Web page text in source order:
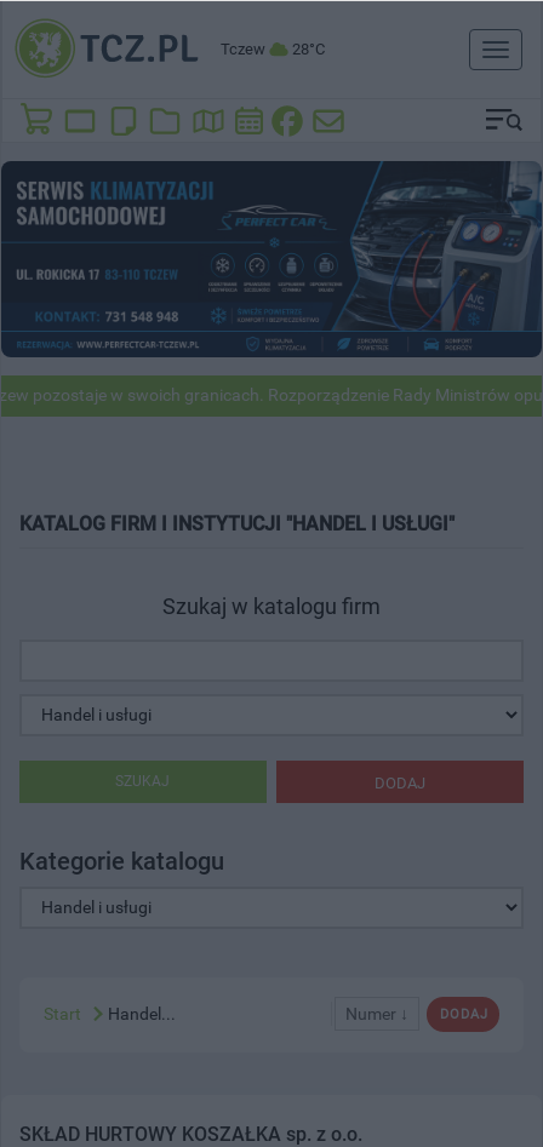
Tczew 28°C
Toggle
pozostaje w swoich granicach. Rozporządzenie Rady Ministrów
KATALOG FIRM I INSTYTUCJI "HANDEL I USŁUGI"
Szukaj w katalogu firm
DODAJ
SZUKAJ
Kategorie katalogu
DODAJ
Numer ↓
Start Handel...
SKŁAD HURTOWY KOSZAŁKA sp. z o.o.